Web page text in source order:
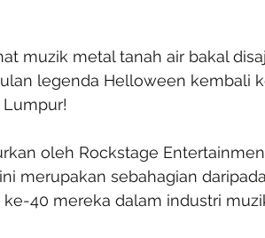
muzik metal tanah air bakal
legenda Helloween kembali
Lumpur!
oleh Rockstage
ini merupakan sebahagian
ke-40 mereka dalam industri